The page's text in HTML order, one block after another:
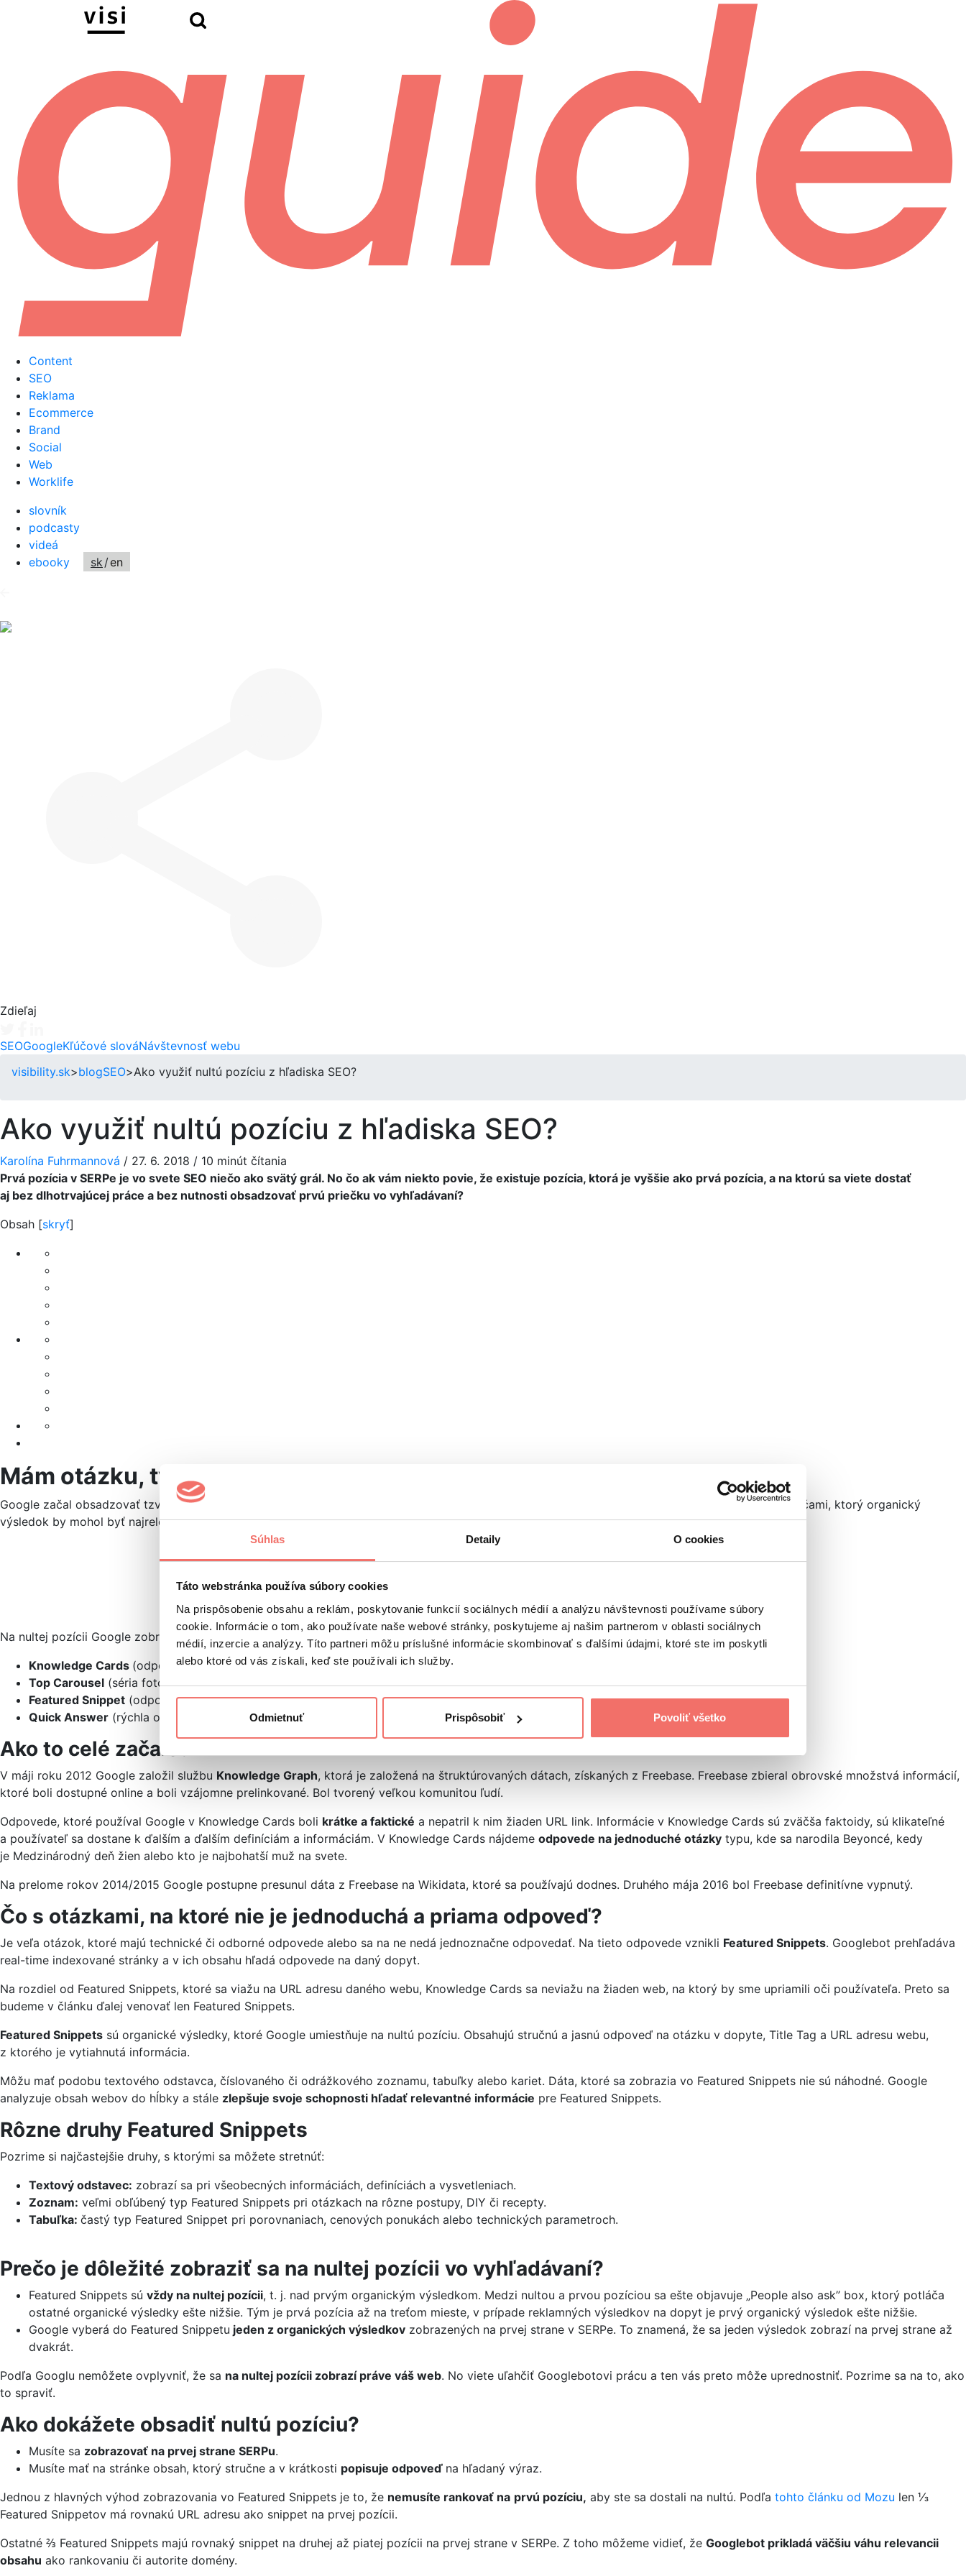
Súhlas Detaily O cookies
Táto webstránka používa súbory cookies
Na prispôsobenie obsahu a reklám, poskytovanie funkcií sociálnych médií a analýzu návštevnosti používame súbory
cookie. Informácie o tom, ako používate naše webové stránky, poskytujeme aj našim partnerom v oblasti sociálnych
médií, inzercie a analýzy. Títo partneri môžu príslušné informácie skombinovať s ďalšími údajmi, ktoré ste im poskytli
alebo ktoré od vás získali, keď ste používali ich služby.
Odmietnuť Prispôsobiť Povoliť všetko
Content
SEO
Reklama
Ecommerce
Brand
Social
Web
Worklife
slovník
podcasty
videá
ebooky
sk/en
Zdieľaj
SEOGoogleKľúčové slováNávštevnosť webu
visibility.sk>blogSEO>Ako využiť nultú pozíciu z hľadiska SEO?
Ako využiť nultú pozíciu z hľadiska SEO?
Karolína Fuhrmannová / 27. 6. 2018 / 10 minút čítania
Prvá pozícia v SERPe je vo svete SEO niečo ako svätý grál. No čo ak vám niekto povie, že existuje pozícia, ktorá je vyššie ako prvá pozícia, a na ktorú sa viete dostať
aj bez dlhotrvajúcej práce a bez nutnosti obsadzovať prvú priečku vo vyhľadávaní?
Obsah [skryť]
Mám otázku, ty mi dáš odpoveď
Google začal obsadzovať tzv. nultú pozíciu, aby
, ktoré ich zaujímajú. Namiesto zúfalého skenovania očami, ktorý organický
výsledok by mohol byť najrelevantnejší, má používateľ odpoveď rovno pred očami.
Na nultej pozícii Google zobrazuje viacero typov výsledkov:
Knowledge Cards (odpoveď na dopyt, ktorá je vytiahnutá z Wikipédie a zobrazuje sa buď hore, alebo naboku),
Top Carousel (séria fotografií, ktorá sa zobrazuje nad organickými výsledkami a súvisí s hľadaným dopytom),
Featured Snippet (odpoveď na dopyt, ktorá je vytiahnutá z webových stránok),
Quick Answer (rýchla odpoveď na číselné dopyty, napr. koľko centimetrov je jeden palec).
Ako to celé začalo?
V máji roku 2012 Google založil službu Knowledge Graph, ktorá je založená na štruktúrovaných dátach, získaných z Freebase. Freebase zbieral obrovské množstvá informácií,
ktoré boli dostupné online a boli vzájomne prelinkované. Bol tvorený veľkou komunitou ľudí.
Odpovede, ktoré používal Google v Knowledge Cards boli krátke a faktické a nepatril k nim žiaden URL link. Informácie v Knowledge Cards sú zväčša faktoidy, sú klikateľné
a používateľ sa dostane k ďalším a ďalším definíciám a informáciám. V Knowledge Cards nájdeme odpovede na jednoduché otázky typu, kde sa narodila Beyoncé, kedy
je Medzinárodný deň žien alebo kto je najbohatší muž na svete.
Na prelome rokov 2014/2015 Google postupne presunul dáta z Freebase na Wikidata, ktoré sa používajú dodnes. Druhého mája 2016 bol Freebase definitívne vypnutý.
Čo s otázkami, na ktoré nie je jednoduchá a priama odpoveď?
Je veľa otázok, ktoré majú technické či odborné odpovede alebo sa na ne nedá jednoznačne odpovedať. Na tieto odpovede vznikli Featured Snippets. Googlebot prehľadáva
real-time indexované stránky a v ich obsahu hľadá odpovede na daný dopyt.
Na rozdiel od Featured Snippets, ktoré sa viažu na URL adresu daného webu, Knowledge Cards sa neviažu na žiaden web, na ktorý by sme upriamili oči používateľa. Preto sa
budeme v článku ďalej venovať len Featured Snippets.
Featured Snippets sú organické výsledky, ktoré Google umiestňuje na nultú pozíciu. Obsahujú stručnú a jasnú odpoveď na otázku v dopyte, Title Tag a URL adresu webu,
z ktorého je vytiahnutá informácia.
Môžu mať podobu textového odstavca, číslovaného či odrážkového zoznamu, tabuľky alebo kariet. Dáta, ktoré sa zobrazia vo Featured Snippets nie sú náhodné. Google
analyzuje obsah webov do hĺbky a stále zlepšuje svoje schopnosti hľadať relevantné informácie pre Featured Snippets.
Rôzne druhy Featured Snippets
Pozrime si najčastejšie druhy, s ktorými sa môžete stretnúť:
Textový odstavec: zobrazí sa pri všeobecných informáciách, definíciách a vysvetleniach.
Zoznam: veľmi obľúbený typ Featured Snippets pri otázkach na rôzne postupy, DIY či recepty.
Tabuľka: častý typ Featured Snippet pri porovnaniach, cenových ponukách alebo technických parametroch.
Prečo je dôležité zobraziť sa na nultej pozícii vo vyhľadávaní?
Featured Snippets sú vždy na nultej pozícii, t. j. nad prvým organickým výsledkom. Medzi nultou a prvou pozíciou sa ešte objavuje „People also ask” box, ktorý potláča
ostatné organické výsledky ešte nižšie. Tým je prvá pozícia až na treťom mieste, v prípade reklamných výsledkov na dopyt je prvý organický výsledok ešte nižšie.
Google vyberá do Featured Snippetu jeden z organických výsledkov zobrazených na prvej strane v SERPe. To znamená, že sa jeden výsledok zobrazí na prvej strane až
dvakrát.
Podľa Googlu nemôžete ovplyvniť, že sa na nultej pozícii zobrazí práve váš web. No viete uľahčiť Googlebotovi prácu a ten vás preto môže uprednostniť. Pozrime sa na to, ako
to spraviť.
Ako dokážete obsadiť nultú pozíciu?
Musíte sa zobrazovať na prvej strane SERPu.
Musíte mať na stránke obsah, ktorý stručne a v krátkosti popisuje odpoveď na hľadaný výraz.
Jednou z hlavných výhod zobrazovania vo Featured Snippets je to, že nemusíte rankovať na prvú pozíciu, aby ste sa dostali na nultú. Podľa tohto článku od Mozu len ⅓
Featured Snippetov má rovnakú URL adresu ako snippet na prvej pozícii.
Ostatné ⅔ Featured Snippets majú rovnaký snippet na druhej až piatej pozícii na prvej strane v SERPe. Z toho môžeme vidieť, že Googlebot prikladá väčšiu váhu relevancii
obsahu ako rankovaniu či autorite domény.